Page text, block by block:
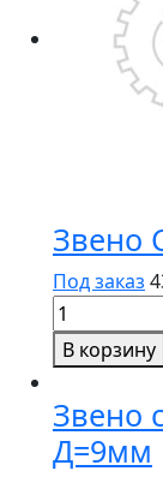
Звено
Под заказ
Количество
товара
Звено
ПР-9,525-
9,1
В корзину
Звено
Д=9мм